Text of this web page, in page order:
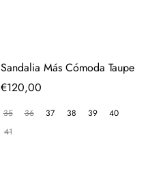
Sandalia Más Cómoda Taupe
Precio
€120,00
35 36 37 38 39
40
41